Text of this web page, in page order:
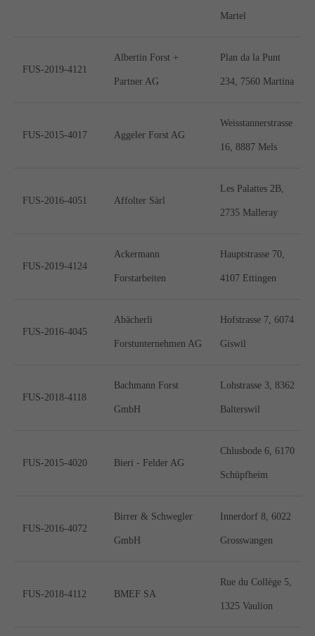
Martel
FUS-2019-4121
Albertin Forst +
Partner AG
Plan da la Punt
234, 7560 Martina
FUS-2015-4017 Aggeler Forst AG
Weisstannerstrasse
16, 8887 Mels
FUS-2016-4051 Affolter Sàrl
Les Palattes 2B,
2735 Malleray
FUS-2019-4124
Ackermann
Forstarbeiten
Hauptstrasse 70,
4107 Ettingen
FUS-2016-4045
Abächerli
Forstunternehmen AG
Hofstrasse 7, 6074
Giswil
FUS-2018-4118
Bachmann Forst
GmbH
Lohstrasse 3, 8362
Balterswil
FUS-2015-4020 Bieri - Felder AG
Chlusbode 6, 6170
Schüpfheim
FUS-2016-4072
Birrer & Schwegler
GmbH
Innerdorf 8, 6022
Grosswangen
FUS-2018-4112 BMEF SA
Rue du Collège 5,
1325 Vaulion